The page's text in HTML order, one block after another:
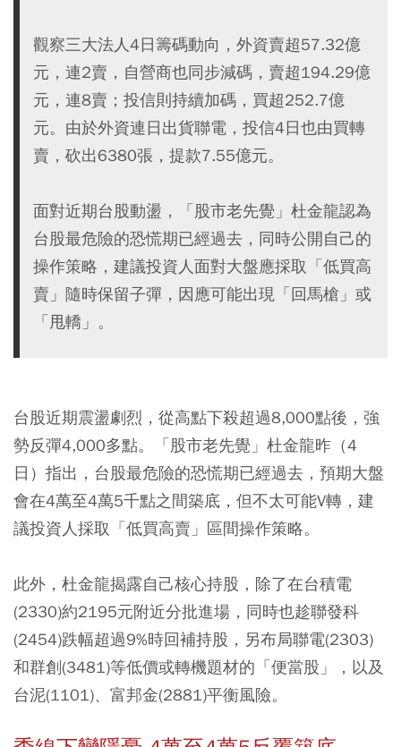
觀察三大法人4日籌碼動向，外資賣超57.32億
元，連2賣，自營商也同步減碼，賣超194.29億
元，連8賣；投信則持續加碼，買超252.7億
元。由於外資連日出貨聯電，投信4日也由買轉
賣，砍出6380張，提款7.55億元。
面對近期台股動盪，「股市老先覺」杜金龍認為
台股最危險的恐慌期已經過去，同時公開自己的
操作策略，建議投資人面對大盤應採取「低買高
賣」隨時保留子彈，因應可能出現「回馬槍」或
「甩轎」。
台股近期震盪劇烈，從高點下殺超過8,000點後，強
勢反彈4,000多點。「股市老先覺」杜金龍昨（4
日）指出，台股最危險的恐慌期已經過去，預期大盤
會在4萬至4萬5千點之間築底，但不太可能V轉，建
議投資人採取「低買高賣」區間操作策略。
此外，杜金龍揭露自己核心持股，除了在台積電
(2330)約2195元附近分批進場，同時也趁聯發科
(2454)跌幅超過9%時回補持股，另布局聯電(2303)
和群創(3481)等低價或轉機題材的「便當股」，以及
台泥(1101)、富邦金(2881)平衡風險。